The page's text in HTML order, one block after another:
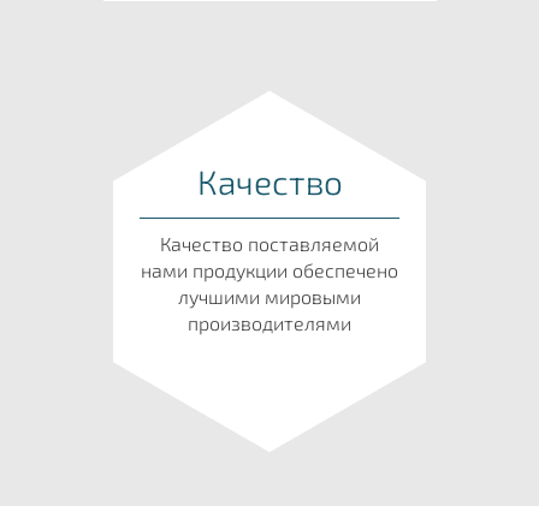
Качество
Качество поставляемой
нами продукции обеспечено
лучшими мировыми
производителями